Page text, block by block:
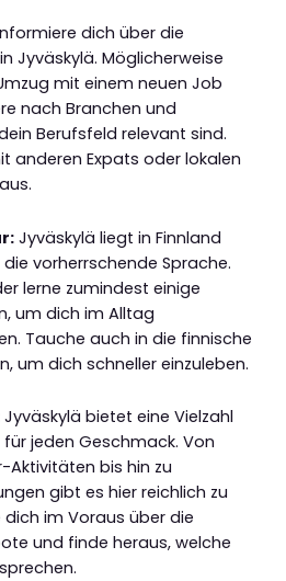
dich über die
Jyväskylä. Möglicherweise
mit einem neuen Job
nach Branchen und
Berufsfeld relevant sind.
anderen Expats oder lokalen
Jyväskylä liegt in Finnland
vorherrschende Sprache.
lerne zumindest einige
um dich im Alltag
Tauche auch in die finnische
um dich schneller einzuleben.
Jyväskylä bietet eine Vielzahl
jeden Geschmack. Von
Aktivitäten bis hin zu
gibt es hier reichlich zu
im Voraus über die
und finde heraus, welche